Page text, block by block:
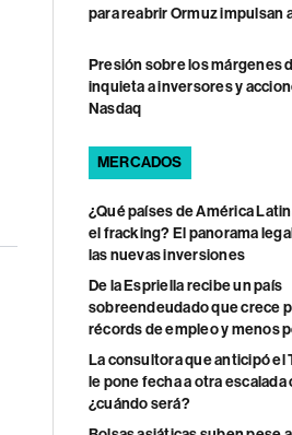
para reabrir Ormuz impulsan
Presión sobre los márgenes
inquieta a inversores y
Nasdaq
MERCADOS
¿Qué países de América
el fracking? El panorama
las nuevas inversiones
De la Espriella recibe un país
sobreendeudado que crece
récords de empleo y menos
La consultora que anticipó el
le pone fecha a otra escalada
¿cuándo será?